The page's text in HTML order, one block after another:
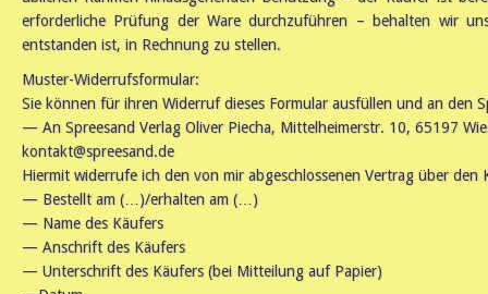
erforderliche Prüfung der Ware durchzuführen – behalten wir
entstanden ist, in Rechnung zu stellen.
Muster-Widerrufsformular:
Sie können für ihren Widerruf dieses Formular ausfüllen und an den
— An Spreesand Verlag Oliver Piecha, Mittelheimerstr. 10, 65197
kontakt@spreesand.de
Hiermit widerrufe ich den von mir abgeschlossenen Vertrag über
— Bestellt am (…)/erhalten am (…)
— Name des Käufers
— Anschrift des Käufers
— Unterschrift des Käufers (bei Mitteilung auf Papier)